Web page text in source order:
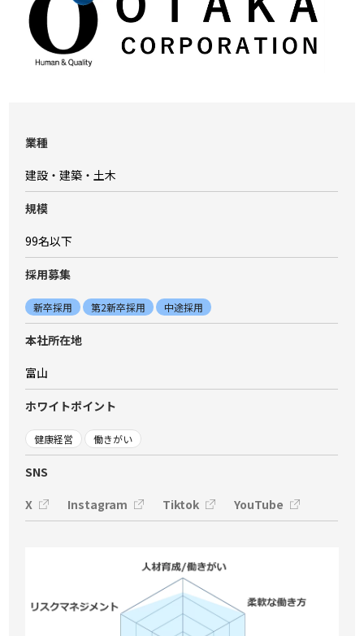
業種
建設・建築・土木
規模
99名以下
採⽤募集
新卒採用 第2新卒採用 中途採用
本社所在地
富山
ホワイトポイント
健康経営 働きがい
SNS
X
Instagram Tiktok YouTube